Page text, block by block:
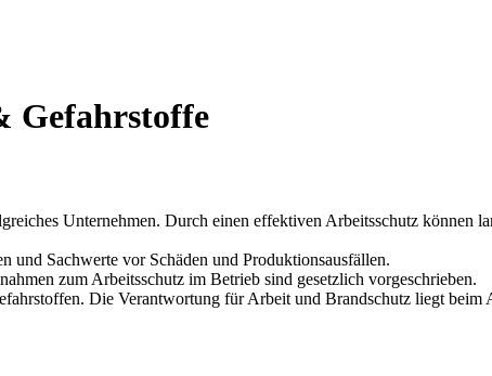
Gefahrstoffe
Unternehmen. Durch einen effektiven Arbeitsschutz können
und Sachwerte vor Schäden und Produktionsausfällen.
zum Arbeitsschutz im Betrieb sind gesetzlich vorgeschrieben.
Die Verantwortung für Arbeit und Brandschutz liegt beim